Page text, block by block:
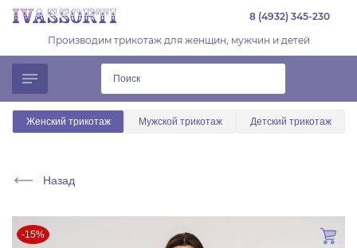
8 (4932) 345-230
Производим трикотаж для женщин, мужчин и детей
Женский трикотаж Мужской трикотаж Детский трикотаж
Назад
-15%